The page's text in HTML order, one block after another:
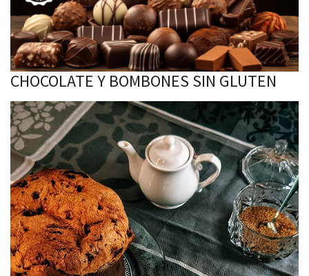
CHOCOLATE Y BOMBONES SIN GLUTEN